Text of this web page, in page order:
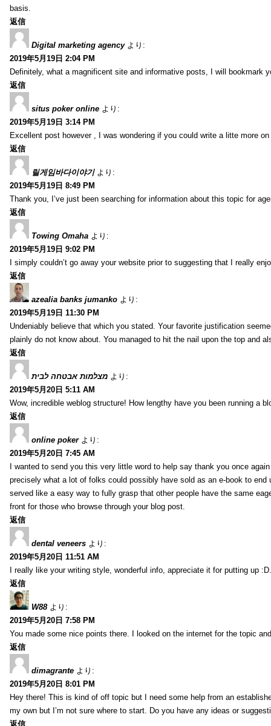
basis.
返信
Digital marketing agency より:
2019年5月19日 2:04 PM
Definitely, what a magnificent site and informative posts, I will bookmark
返信
situs poker online より:
2019年5月19日 3:14 PM
Excellent post however , I was wondering if you could write a litte more
返信
릴게임바다이야기 より:
2019年5月19日 8:49 PM
Thank you, I’ve just been searching for information about this topic for
返信
Towing Omaha より:
2019年5月19日 9:02 PM
I simply couldn’t go away your website prior to suggesting that I really
返信
azealia banks jumanko より:
2019年5月19日 11:30 PM
Undeniably believe that which you stated. Your favorite justification
plainly do not know about. You managed to hit the nail upon the top and
返信
מצלמות אבטחה לבית より:
2019年5月20日 5:11 AM
Wow, incredible weblog structure! How lengthy have you been running a
返信
online poker より:
2019年5月20日 7:45 AM
I wanted to send you this very little word to help say thank you once
precisely what a lot of folks could possibly have sold as an e-book to
served like a easy way to fully grasp that other people have the same
front for those who browse through your blog post.
返信
dental veneers より:
2019年5月20日 11:51 AM
I really like your writing style, wonderful info, appreciate it for putting up
返信
W88 より:
2019年5月20日 7:58 PM
You made some nice points there. I looked on the internet for the topic
返信
dimagrante より:
2019年5月20日 8:01 PM
Hey there! This is kind of off topic but I need some help from an
my own but I’m not sure where to start. Do you have any ideas or
返信